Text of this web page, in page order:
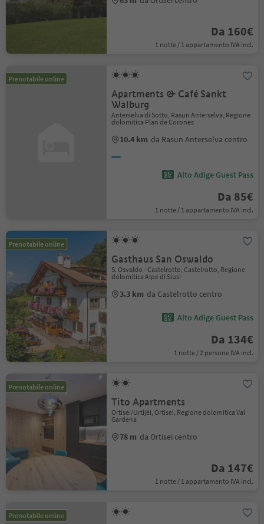
Da 160€
1 notte / 1 appartamento IVA incl.
Prenotabile online
Apartments & Café Sankt
Walburg
Anterselva di Sotto, Rasun Anterselva, Regione
dolomitica Plan de Corones
10.4 km da Rasun Anterselva centro
Alto Adige Guest Pass
Da 85€
1 notte / 1 appartamento IVA incl.
Prenotabile online
Gasthaus San Oswaldo
S. Osvaldo - Castelrotto, Castelrotto, Regione
dolomitica Alpe di Siusi
3.3 km da Castelrotto centro
Alto Adige Guest Pass
Da 134€
1 notte / 2 persone IVA incl.
Prenotabile online
Tito Apartments
Ortisei/Urtijëi, Ortisei, Regione dolomitica Val
Gardena
78 m da Ortisei centro
Da 147€
1 notte / 1 appartamento IVA incl.
Prenotabile online